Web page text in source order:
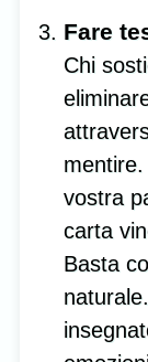
Fare
Chi
vostra
carta
Basta